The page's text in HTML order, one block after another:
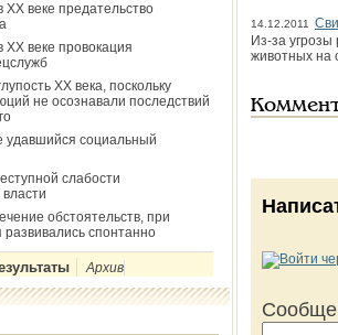
ХХ веке предательство
ХХ веке провокация
ХХ века, поскольку
не осознавали последствий
удавшийся социальный
слабости
обстоятельств, при
спонтанно
Архив
14.12.2011
Из-за
животных на